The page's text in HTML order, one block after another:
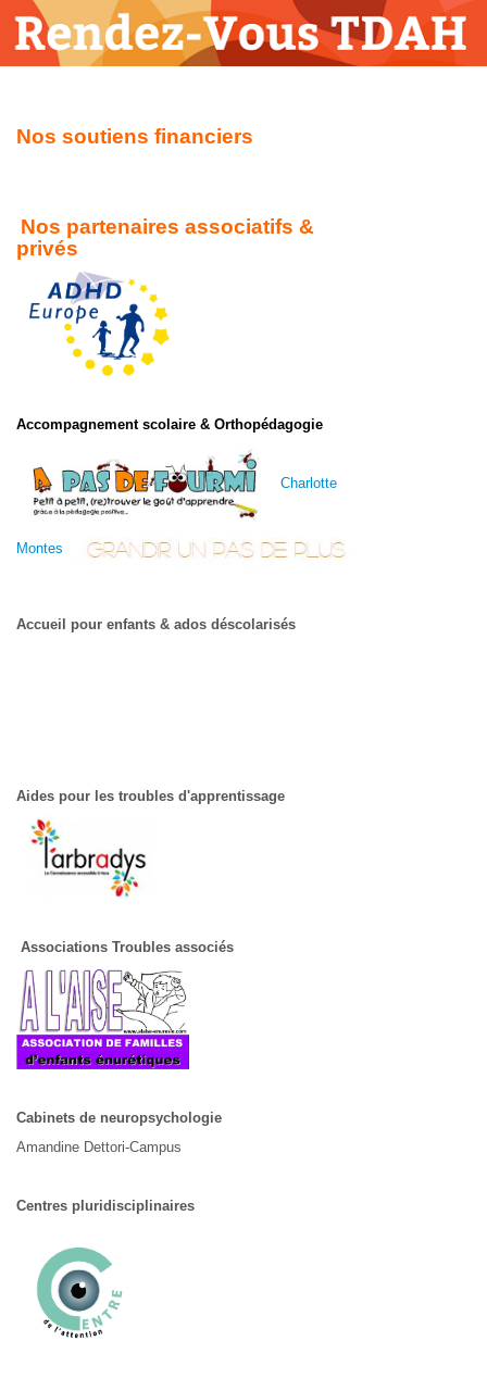
Nos soutiens financiers
Nos partenaires associatifs &
privés
Accompagnement scolaire & Orthopédagogie
Charlotte
Montes
Accueil pour enfants & ados déscolarisés
Aides pour les troubles d'apprentissage
Associations Troubles associés
Cabinets de neuropsychologie
Amandine Dettori-Campus
Centres pluridisciplinaires